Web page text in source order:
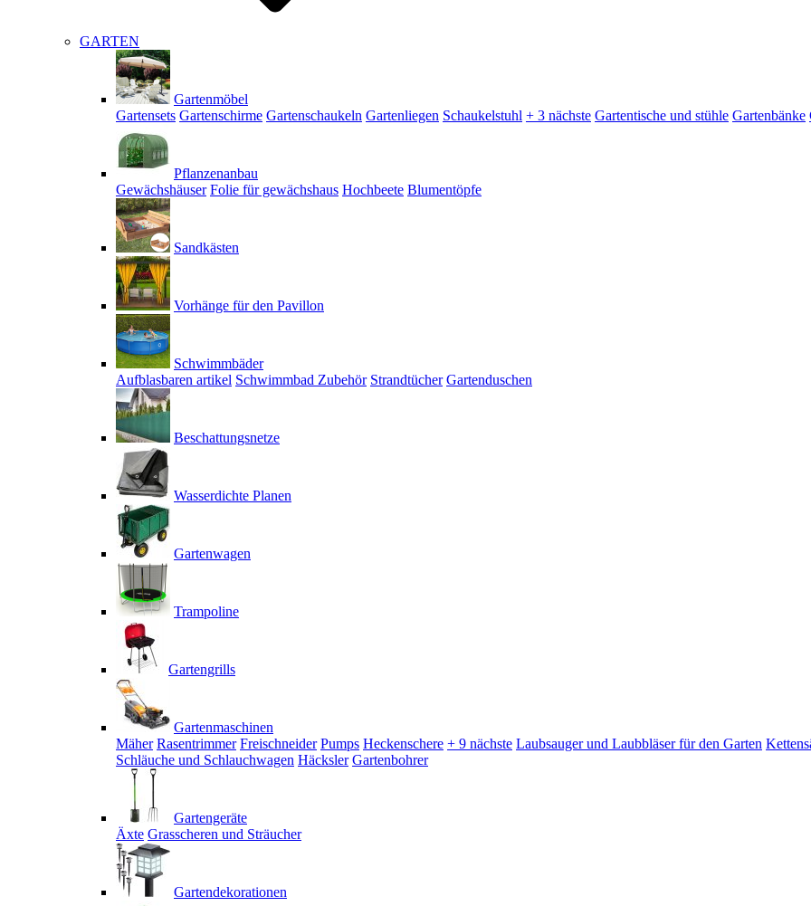
GARTEN
Gartenmöbel
Gartensets Gartenschirme Gartenschaukeln Gartenliegen Schaukelstuhl + 3 nächste Gartentische und stühle Gartenbänke
Pflanzenanbau
Gewächshäuser Folie für gewächshaus Hochbeete Blumentöpfe
Sandkästen
Vorhänge für den Pavillon
Schwimmbäder
Aufblasbaren artikel Schwimmbad Zubehör Strandtücher Gartenduschen
Beschattungsnetze
Wasserdichte Planen
Gartenwagen
Trampoline
Gartengrills
Gartenmaschinen
Mäher Rasentrimmer Freischneider Pumps Heckenschere + 9 nächste Laubsauger und Laubbläser für den Garten
Schläuche und Schlauchwagen Häcksler Gartenbohrer
Gartengeräte
Äxte Grasscheren und Sträucher
Gartendekorationen